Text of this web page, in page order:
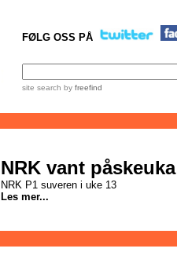
FØLG OSS PÅ
site search by freefind
NRK vant påskeuka
NRK P1 suveren i uke 13
Les mer...